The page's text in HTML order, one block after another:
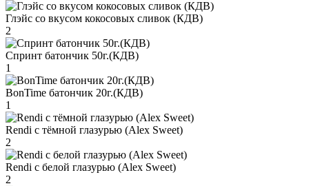
Глэйс со вкусом кокосовых сливок (КДВ)
2
Спринт батончик 50г.(КДВ)
1
BonTime батончик 20г.(КДВ)
1
Rendi с тёмной глазурью (Alex Sweet)
2
Rendi с белой глазурью (Alex Sweet)
2